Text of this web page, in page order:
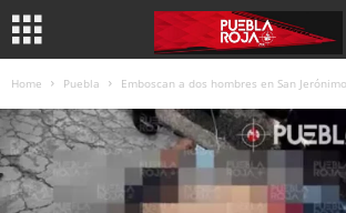
Home Puebla Emboscan a dos hombres en San